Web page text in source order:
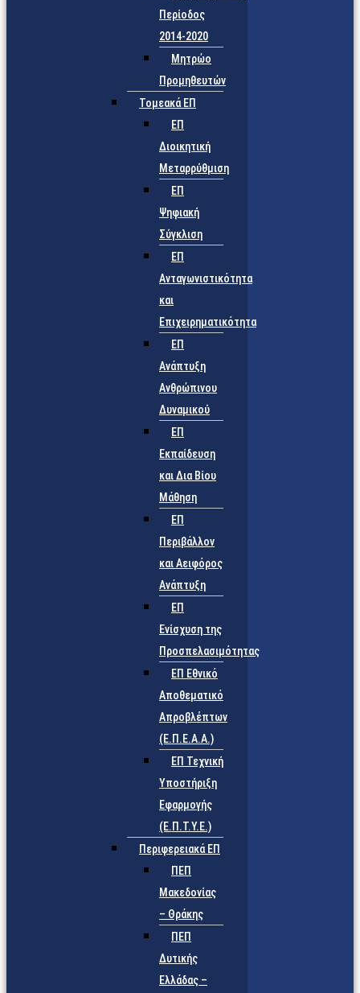
Περίοδος
2014-2020
Μητρώο
Προμηθευτών
Τομεακά ΕΠ
ΕΠ
Διοικητική
Μεταρρύθμιση
ΕΠ
Ψηφιακή
Σύγκλιση
ΕΠ
Ανταγωνιστικότητα
και
Επιχειρηματικότητα
ΕΠ
Ανάπτυξη
Ανθρώπινου
Δυναμικού
ΕΠ
Εκπαίδευση
και Δια Βίου
Μάθηση
ΕΠ
Περιβάλλον
και Αειφόρος
Ανάπτυξη
ΕΠ
Ενίσχυση της
Προσπελασιμότητας
ΕΠ Εθνικό
Αποθεματικό
Απροβλέπτων
(Ε.Π.Ε.Α.Α.)
ΕΠ Τεχνική
Υποστήριξη
Εφαρμογής
(Ε.Π.Τ.Υ.Ε.)
Περιφερειακά ΕΠ
ΠΕΠ
Μακεδονίας
– Θράκης
ΠΕΠ
Δυτικής
Ελλάδας –